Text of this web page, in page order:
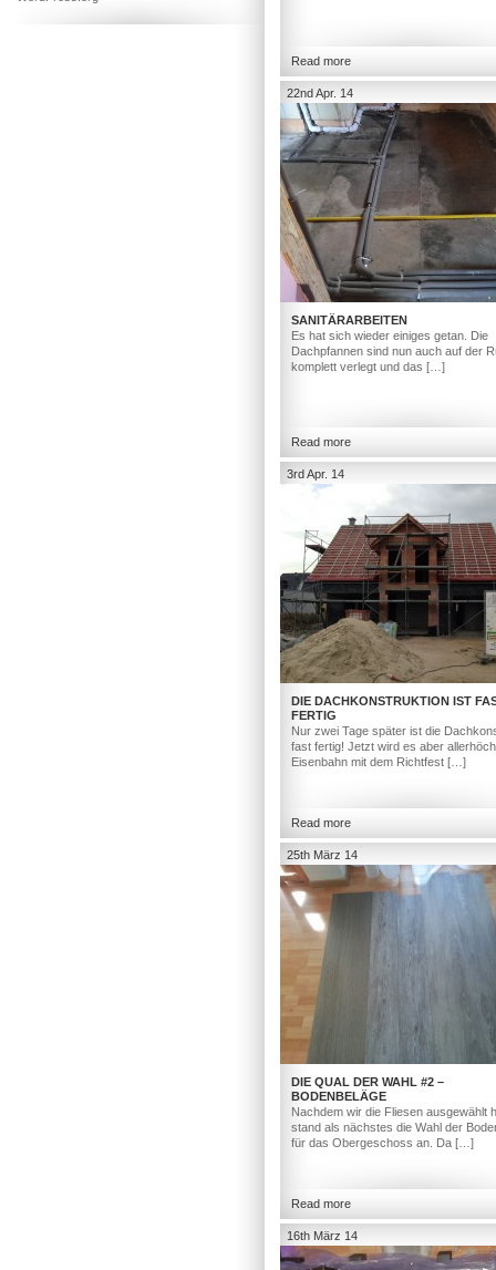
Read more
22nd Apr. 14
SANITÄRARBEITEN
Es hat sich wieder einiges getan. Die
Dachpfannen sind nun auch auf der
komplett verlegt und das […]
Read more
3rd Apr. 14
DIE DACHKONSTRUKTION IST
FERTIG
Nur zwei Tage später ist die
fast fertig! Jetzt wird es aber
Eisenbahn mit dem Richtfest […]
Read more
25th März 14
DIE QUAL DER WAHL #2 –
BODENBELÄGE
Nachdem wir die Fliesen ausgewählt
stand als nächstes die Wahl der
für das Obergeschoss an. Da […]
Read more
16th März 14